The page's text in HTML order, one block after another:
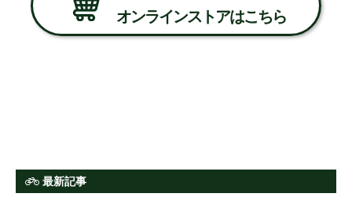
オンラインストアはこちら
最新記事